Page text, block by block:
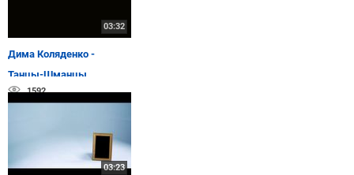
03:32
Дима Коляденко -
Танцы-Шманцы
1592
03:23